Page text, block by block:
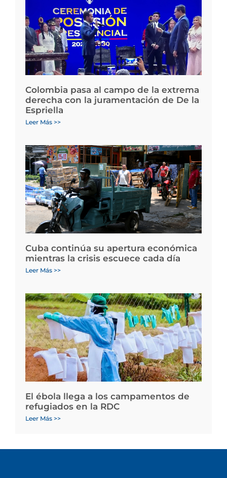
Colombia pasa al campo de la extrema
derecha con la juramentación de De la
Espriella
Leer Más >>
Cuba continúa su apertura económica
mientras la crisis escuece cada día
Leer Más >>
El ébola llega a los campamentos de
refugiados en la RDC
Leer Más >>